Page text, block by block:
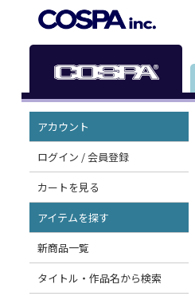
アカウント
ログイン / 会員登録
カートを見る
アイテムを探す
新商品一覧
タイトル・作品名から検索